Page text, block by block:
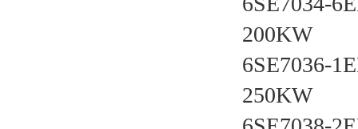
200KW
6SE7036-
250KW